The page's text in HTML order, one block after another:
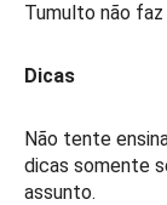
Tumulto não faz
Dicas
Não tente
dicas somente
assunto.